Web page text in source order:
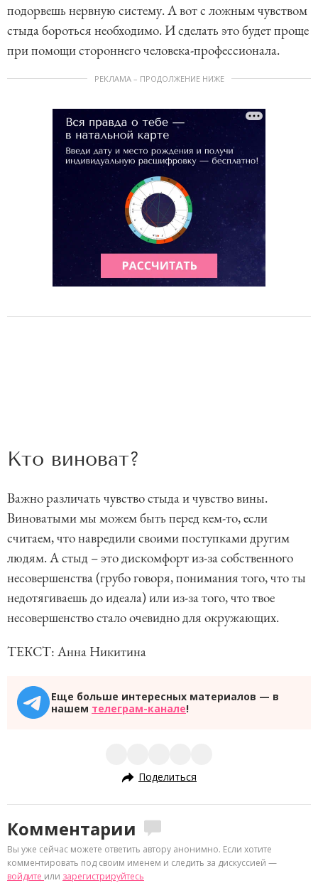
подорвешь нервную систему. А вот с ложным чувством
стыда бороться необходимо. И сделать это будет проще
при помощи стороннего человека-профессионала.
РЕКЛАМА – ПРОДОЛЖЕНИЕ НИЖЕ
Кто виноват?
Важно различать чувство стыда и чувство вины.
Виноватыми мы можем быть перед кем-то, если
считаем, что навредили своими поступками другим
людям. А стыд – это дискомфорт из-за собственного
несовершенства (грубо говоря, понимания того, что ты
недотягиваешь до идеала) или из-за того, что твое
несовершенство стало очевидно для окружающих.
ТЕКСТ: Анна Никитина
Еще больше интересных материалов — в
нашем телеграм-канале!
Поделиться
Комментарии
Вы уже сейчас можете ответить автору анонимно. Если хотите
комментировать под своим именем и следить за дискуссией —
войдите или зарегистрируйтесь